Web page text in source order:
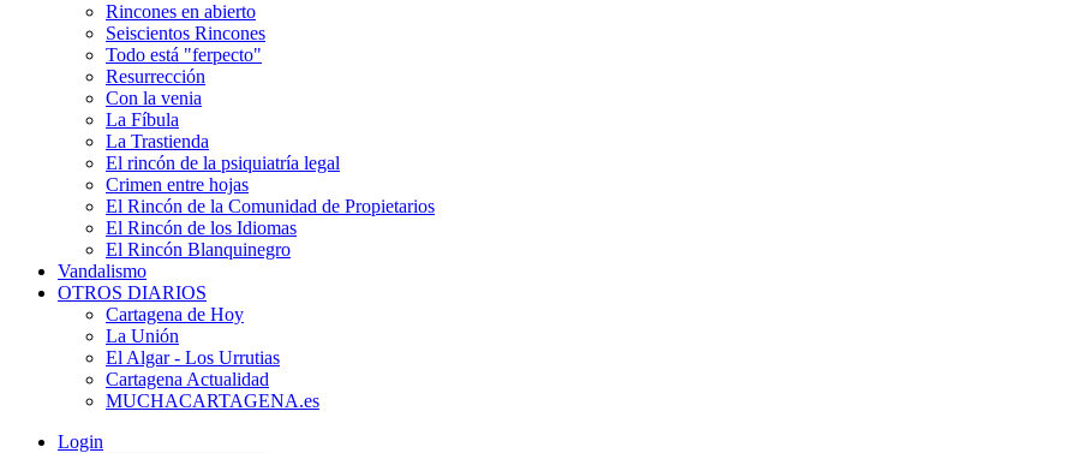
Rincones en abierto
Seiscientos Rincones
Todo está "ferpecto"
Resurrección
Con la venia
La Fíbula
La Trastienda
El rincón de la psiquiatría legal
Crimen entre hojas
El Rincón de la Comunidad de Propietarios
El Rincón de los Idiomas
El Rincón Blanquinegro
Vandalismo
OTROS DIARIOS
Cartagena de Hoy
La Unión
El Algar - Los Urrutias
Cartagena Actualidad
MUCHACARTAGENA.es
Login